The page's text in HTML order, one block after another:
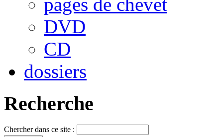
pages de chevet
DVD
CD
dossiers
Recherche
Chercher dans ce site :